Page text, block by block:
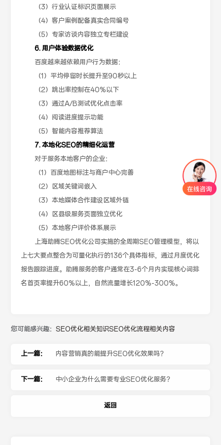
（3）行业认证标识页面展示
（4）客户案例配备真实合同编号
（5）专家访谈内容独立专栏建设
6. 用户体验数据优化
百度越来越依赖用户行为数据：
（1）平均停留时长提升至90秒以上
（2）跳出率控制在40%以下
（3）通过A/B测试优化点击率
（4）阅读进度提示功能
（5）智能内容推荐算法
7. 本地化SEO的精细化运营
对于服务本地客户的企业：
（1）百度地图标注与商户中心完善
（2）区域关键词嵌入
（3）本地媒体合作建设区域外链
（4）区县级服务页面独立优化
（5）本地客户评价体系展示
上海助腾SEO优化公司实施的全周期SEO管理模型，将以
上七大要点整合为可量化执行的136个具体指标，通过月度优化
报告跟踪进度。助腾服务的客户通常在3-6个月内实现核心词排
名首页率提升60%以上，自然流量增长120%-300%。
您可能感兴趣：SEO优化相关知识SEO优化流程相关内容
上一篇： 内容营销真的能提升SEO优化效果吗？
下一篇： 中小企业为什么需要专业SEO优化服务？
返回